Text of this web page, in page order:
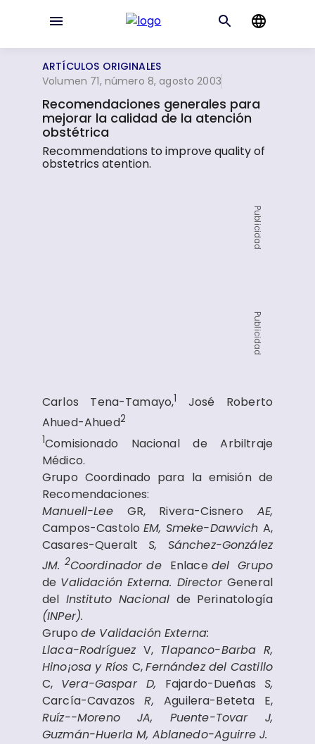
ARTÍCULOS ORIGINALES
Volumen 71, número 8, agosto 2003
Recomendaciones generales para
mejorar la calidad de la atención
obstétrica
Recommendations to improve quality of
obstetrics atention.
Publicidad
Publicidad
Carlos Tena-Tamayo,1
José Roberto
Ahued-Ahued2
1Comisionado Nacional de Arbiltraje
Médico.
Grupo Coordinado para la emisión de
Recomendaciones:
Manuell-Lee GR, Rivera-Cisnero AE,
Campos-CastoloEM, Smeke-Dawvich A,
Casares-Queralt S, Sánchez-González
JM. 2Coordinador de Enlace delGrupo
de Validación Externa. Director General
del Instituto Nacional de Perinatología
(INPer).
Grupo de Validación Externa:
Llaca-Rodríguez V,Tlapanco-Barba R,
Hino¡osa y Ríos C,Fernándezdel Castillo
C, Vera-Gaspar D, Fajardo-Dueñas S,
Carcía-CavazosR,Aguilera-Beteta E,
Ruíz--MorenoJA, Puente-Tovar J,
Guzmán-Huerla M, Ablanedo-Aguirre J.